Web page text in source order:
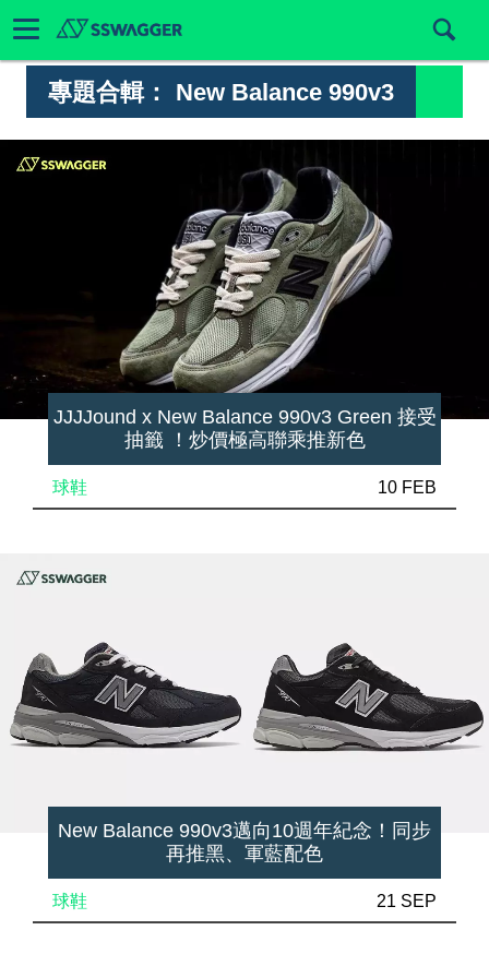
專題合輯： New Balance 990v3
JJJJound x New Balance 990v3 Green 接受
抽籤 ！炒價極高聯乘推新色
球鞋 10 FEB
New Balance 990v3邁向10週年紀念！同步
再推黑、軍藍配色
球鞋 21 SEP